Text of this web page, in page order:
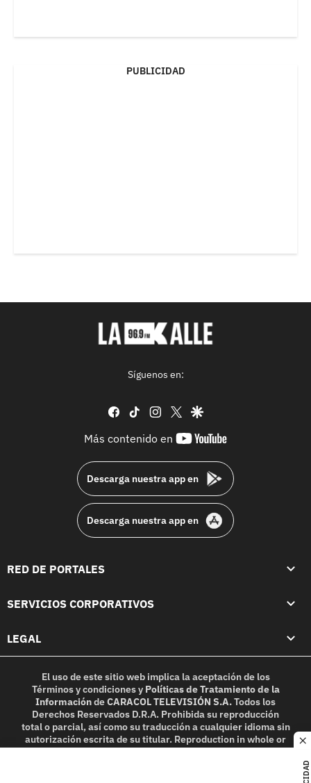
PUBLICIDAD
Síguenos en:
facebook
tiktok instagram
twittergoogle
Más contenido en
youtube-
Descarga nuestra app en
Descarga nuestra app en
RED DE PORTALES
SERVICIOS CORPORATIVOS
LEGAL
El uso de este sitio web implica la aceptación de los
Términos y condicionesy Políticas de Tratamiento de la
InformacióndeCARACOL TELEVISIÓN S.A.Todos los
Derechos Reservados D.R.A. Prohibida su reproducción
total o parcial, así como su traducción a cualquier idioma sin
autorización escrita de su titular. Reproduction in whole or
in part, or translation without written permission is